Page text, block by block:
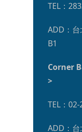
TEL：
ADD：
B1
Corner
>
TEL：